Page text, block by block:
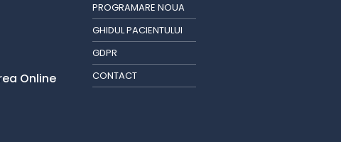
PROGRAMARE NOUA
GHIDUL PACIENTULUI
GDPR
CONTACT